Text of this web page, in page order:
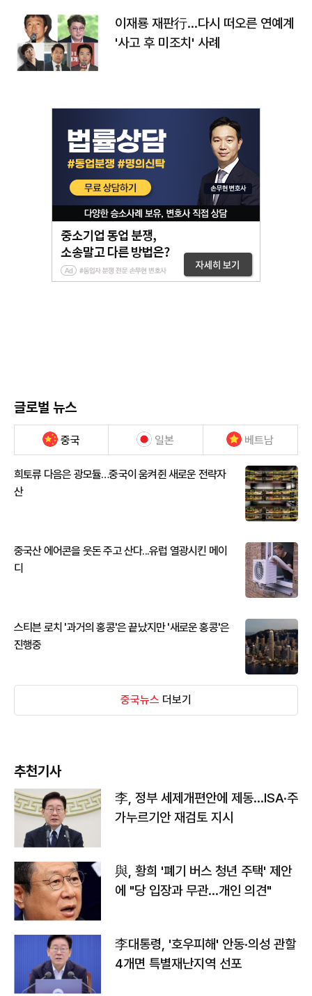
이재룡 재판行…다시 떠오른 연예계
'사고 후 미조치' 사례
글로벌 뉴스
중국 일본 베트남
희토류 다음은 광모듈…중국이 움켜쥔 새로운 전략자
산
중국산 에어콘을 웃돈 주고 산다...유럽 열광시킨 메이
디
스티븐 로치 '과거의 홍콩'은 끝났지만 '새로운 홍콩'은
진행중
중국뉴스 더보기
추천기사
李, 정부 세제개편안에 제동…ISA·주
가누르기안 재검토 지시
與, 황희 '폐기 버스 청년 주택' 제안
에 "당 입장과 무관…개인 의견"
李대통령, '호우피해' 안동·의성 관할
4개면 특별재난지역 선포